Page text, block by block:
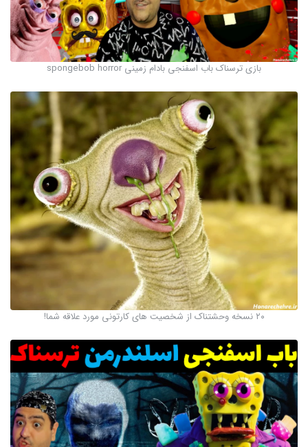
بازی ترسناک باب اسفنجی بادام زمینی spongebob horror
۲۰ نسخه وحشتناک از شخصیت های کارتونی مورد علاقه شما!